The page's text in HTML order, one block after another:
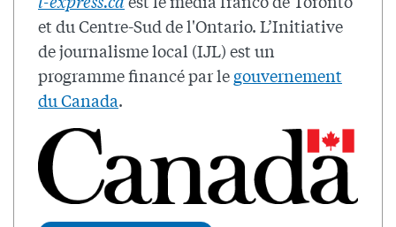
et du Centre-Sud de l'Ontario. L’Initiative
de journalisme local (IJL) est un
programme financé par legouvernement
du Canada.